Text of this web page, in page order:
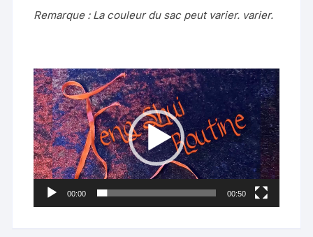
Remarque : La couleur du sac peut varier. varier.
Lecteur
vidéo
00:00 00:50